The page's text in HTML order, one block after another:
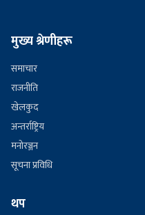
मुख्य श्रेणीहरू
समाचार
राजनीति
खेलकुद
अन्तर्राष्ट्रिय
मनोरञ्जन
सूचना प्रविधि
थप